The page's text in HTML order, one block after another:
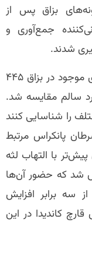
بزاق پس از
جمع‌آوری و
در این تحقیق، DNA باکتری‌ها و قارچ‌های موجود در بزاق ۴۴۵
مبتلا به سرطان پانکراس با ۴۴۵ فرد سالم مقایسه شد.
میکروب مختلف را شناسایی کنند
پانکراس مرتبط
با التهاب لثه
شد که حضور آن‌ها
سه برابر افزایش
کاندیدا در این